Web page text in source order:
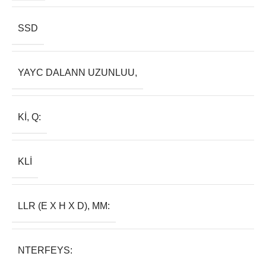
SSD
YAYC DALANN UZUNLUU,
KI, Q:
KLI
LLR (E X H X D), MM:
NTERFEYS: